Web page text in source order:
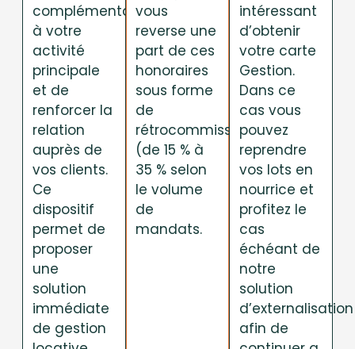
complémentaire
à votre
activité
principale
et de
renforcer la
relation
auprès de
vos clients.
Ce
dispositif
permet de
proposer
une
solution
immédiate
de gestion
vous
reverse une
part de ces
honoraires
sous forme
de
rétrocommission
(de 15 % à
35 % selon
le volume
de
mandats.
intéressant
d’obtenir
votre carte
Gestion.
Dans ce
cas vous
pouvez
reprendre
vos lots en
nourrice et
profitez le
cas
échéant de
notre
solution
d’externalisation
afin de